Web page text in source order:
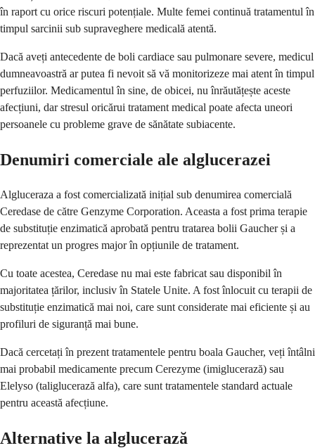
în raport cu orice riscuri potențiale. Multe femei continuă tratamentul în
timpul sarcinii sub supraveghere medicală atentă.
Dacă aveți antecedente de boli cardiace sau pulmonare severe, medicul
dumneavoastră ar putea fi nevoit să vă monitorizeze mai atent în timpul
perfuziilor. Medicamentul în sine, de obicei, nu înrăutățește aceste
afecțiuni, dar stresul oricărui tratament medical poate afecta uneori
persoanele cu probleme grave de sănătate subiacente.
Denumiri comerciale ale alglucerazei
Algluceraza a fost comercializată inițial sub denumirea comercială
Ceredase de către Genzyme Corporation. Aceasta a fost prima terapie
de substituție enzimatică aprobată pentru tratarea bolii Gaucher și a
reprezentat un progres major în opțiunile de tratament.
Cu toate acestea, Ceredase nu mai este fabricat sau disponibil în
majoritatea țărilor, inclusiv în Statele Unite. A fost înlocuit cu terapii de
substituție enzimatică mai noi, care sunt considerate mai eficiente și au
profiluri de siguranță mai bune.
Dacă cercetați în prezent tratamentele pentru boala Gaucher, veți întâlni
mai probabil medicamente precum Cerezyme (imiglucerază) sau
Elelyso (taliglucerază alfa), care sunt tratamentele standard actuale
pentru această afecțiune.
Alternative la alglucerază